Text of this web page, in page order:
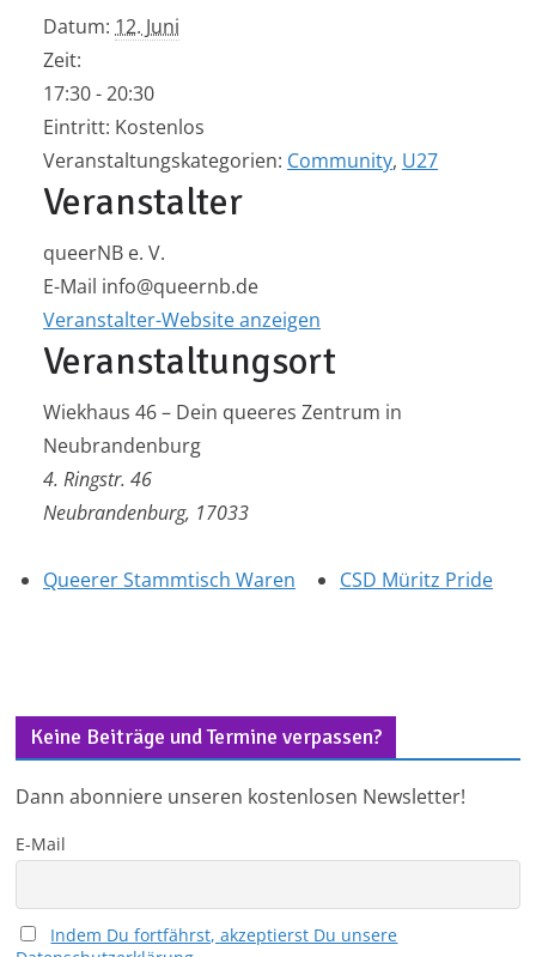
Datum: 12. Juni
Zeit:
17:30 - 20:30
Eintritt: Kostenlos
Veranstaltungskategorien: Community, U27
Veranstaltungsort
Wiekhaus 46 – Dein queeres Zentrum in
Neubrandenburg
4. Ringstr. 46
Neubrandenburg, 17033
Veranstalter
queerNB e. V.
E-Mail info@queernb.de
Veranstalter-Website anzeigen
Queerer Stammtisch Waren CSD Müritz Pride
Keine Beiträge und Termine verpassen?
Dann abonniere unseren kostenlosen Newsletter!
E-Mail
Indem Du fortfährst, akzeptierst Du unsere